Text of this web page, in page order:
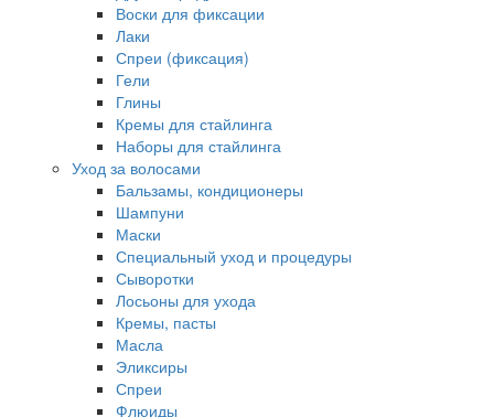
Воски для фиксации
Лаки
Спреи (фиксация)
Гели
Глины
Кремы для стайлинга
Наборы для стайлинга
Уход за волосами
Бальзамы, кондиционеры
Шампуни
Маски
Специальный уход и процедуры
Сыворотки
Лосьоны для ухода
Кремы, пасты
Масла
Эликсиры
Спреи
Флюиды